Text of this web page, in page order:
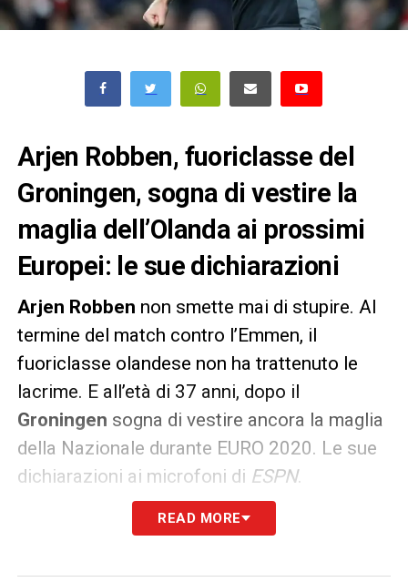
Arjen Robben, fuoriclasse del
Groningen, sogna di vestire la
maglia dell’Olanda ai prossimi
Europei: le sue dichiarazioni
Arjen Robben non smette mai di stupire. Al
termine del match contro l’Emmen, il
fuoriclasse olandese non ha trattenuto le
lacrime. E all’età di 37 anni, dopo il
Groningen sogna di vestire ancora la maglia
della Nazionale durante EURO 2020. Le sue
dichiarazioni ai microfoni di ESPN.
«Ho fatto tanta strada, questo è quello che
READ MORE